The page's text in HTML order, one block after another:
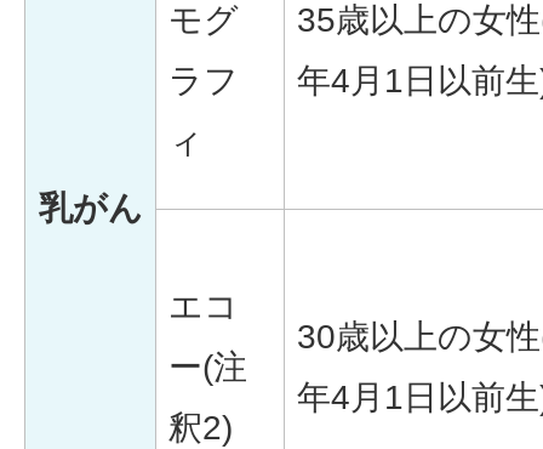
乳がん
モグ
ラフ
ィ
35歳以上の女
年4月1日以前
エコ
ー(注
釈2)
30歳以上の女
年4月1日以前